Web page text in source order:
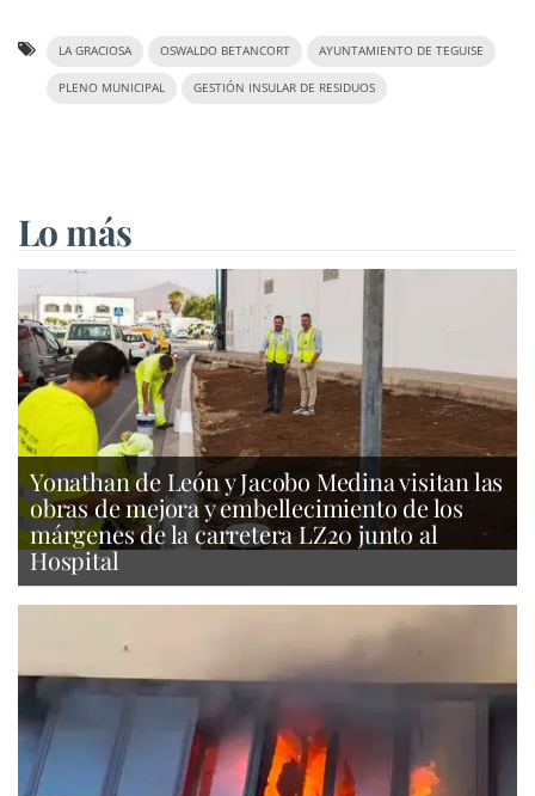
LA GRACIOSA OSWALDO BETANCORT AYUNTAMIENTO DE TEGUISE
PLENO MUNICIPAL GESTIÓN INSULAR DE RESIDUOS
Lo más
Yonathan de León y Jacobo Medina visitan las
obras de mejora y embellecimiento de los
márgenes de la carretera LZ20 junto al
Hospital